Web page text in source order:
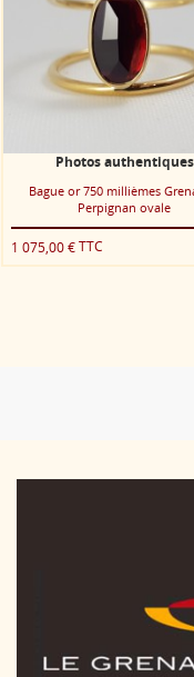
authentiques
750 millièmes Grenat de
Perpignan ovale
TTC